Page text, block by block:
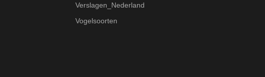
Verslagen_Nederland
Vogelsoorten